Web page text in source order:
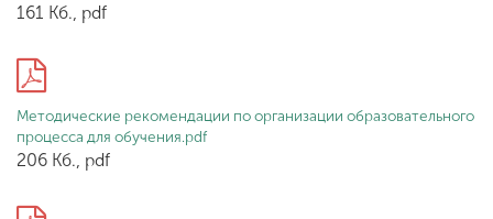
161 Кб., pdf
Методические рекомендации по организации образовательного
процесса для обучения.pdf
206 Кб., pdf